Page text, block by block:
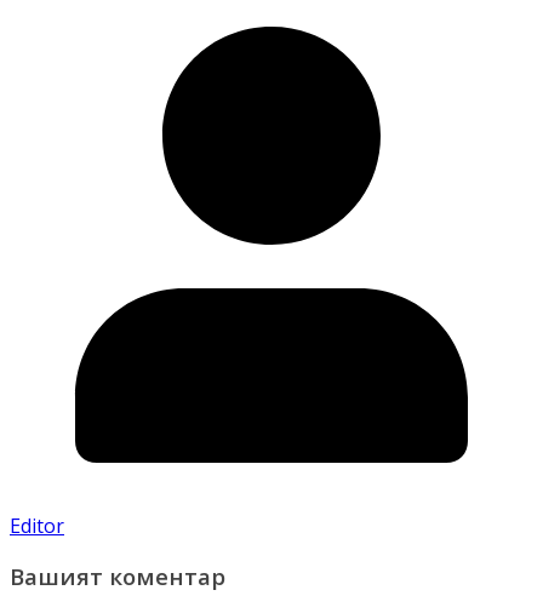
Editor
Вашият коментар